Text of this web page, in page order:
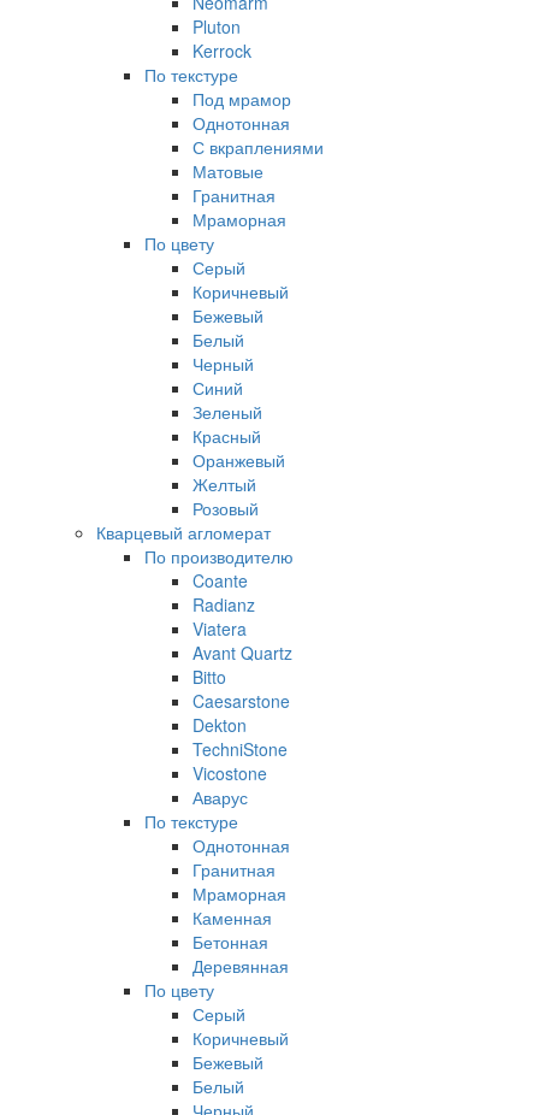
Pluton
Kerrock
По текстуре
Под мрамор
Однотонная
С вкраплениями
Матовые
Гранитная
Мраморная
По цвету
Серый
Коричневый
Бежевый
Белый
Черный
Синий
Зеленый
Красный
Оранжевый
Желтый
Розовый
Кварцевый агломерат
По производителю
Coante
Radianz
Viatera
Avant Quartz
Bitto
Caesarstone
Dekton
TechniStone
Vicostone
Аварус
По текстуре
Однотонная
Гранитная
Мраморная
Каменная
Бетонная
Деревянная
По цвету
Серый
Коричневый
Бежевый
Белый
Черный